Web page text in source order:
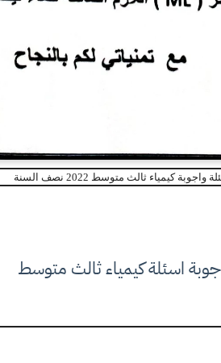
واجوبة كيمياء ثالث متوسط 2022 نصف السنة
اسئلة كيمياء ثالث متوسط